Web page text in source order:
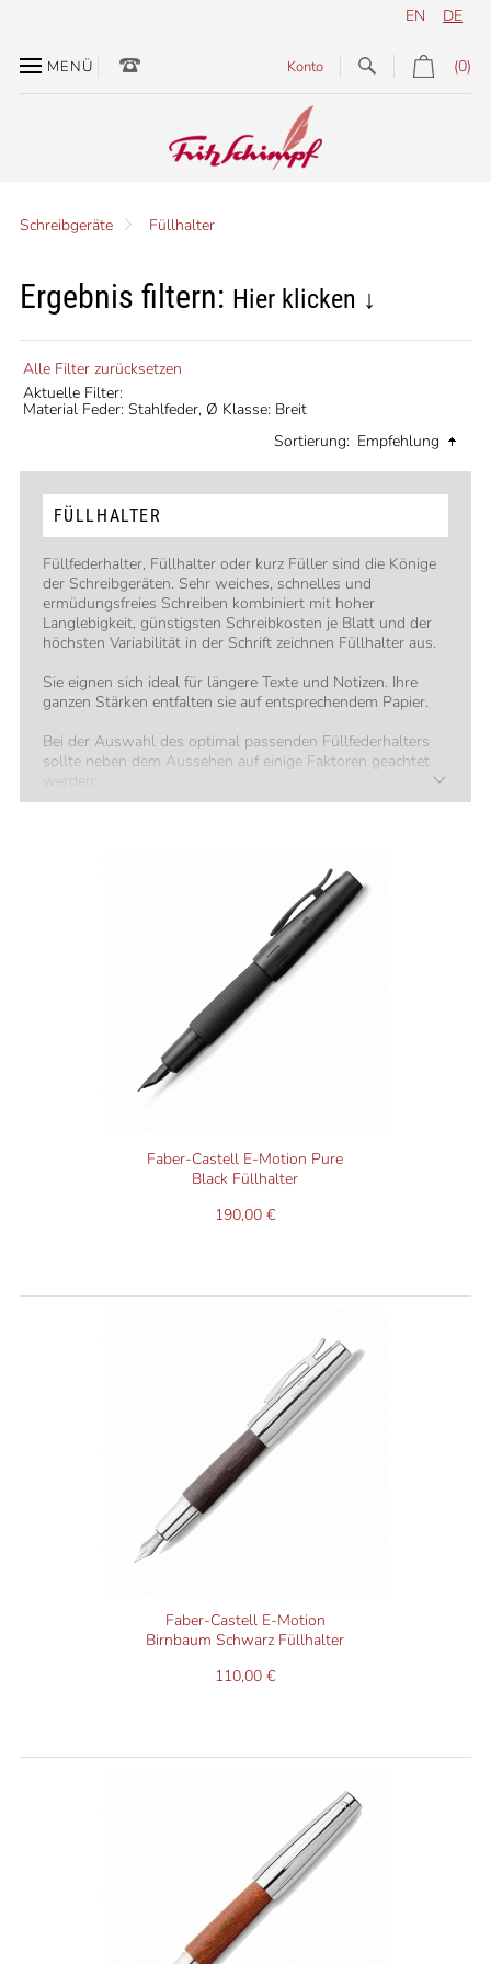
DE
EN
MENÜ (0)
Konto
Schreibgeräte Füllhalter
Ergebnis filtern: Hier klicken ↓
Alle Filter zurücksetzen
Aktuelle Filter:
Material Feder: Stahlfeder, Ø Klasse: Breit
Sortierung: Empfehlung
FÜLLHALTER
Füllfederhalter, Füllhalter oder kurz Füller sind die Könige
der Schreibgeräten. Sehr weiches, schnelles und
ermüdungsfreies Schreiben kombiniert mit hoher
Langlebigkeit, günstigsten Schreibkosten je Blatt und der
höchsten Variabilität in der Schrift zeichnen Füllhalter aus.
Sie eignen sich ideal für längere Texte und Notizen. Ihre
ganzen Stärken entfalten sie auf entsprechendem Papier.
Bei der Auswahl des optimal passenden Füllfederhalters
sollte neben dem Aussehen auf einige Faktoren geachtet
werden:
Diese Faktoren sind Erfahrungswerte aus unserer über
130jährigen Verkaufspraxis von Schreibgeräten. Werden sie
beachtet, findet sich der optimale Füllhalter sehr leicht.
Faber-Castell E-Motion Pure
Black Füllhalter
190,00 €
Faber-Castell E-Motion
Birnbaum Schwarz Füllhalter
110,00 €